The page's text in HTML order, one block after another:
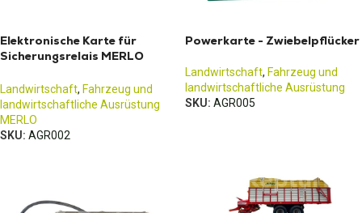
Elektronische Karte für
Sicherungsrelais MERLO
Landwirtschaft, Fahrzeug und
landwirtschaftliche Ausrüstung
MERLO
SKU: AGR002
Powerkarte - Zwiebelpflücker
Landwirtschaft, Fahrzeug und
landwirtschaftliche Ausrüstung
SKU: AGR005